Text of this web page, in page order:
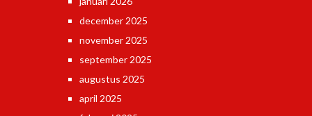
december 2025
november 2025
september 2025
augustus 2025
april 2025